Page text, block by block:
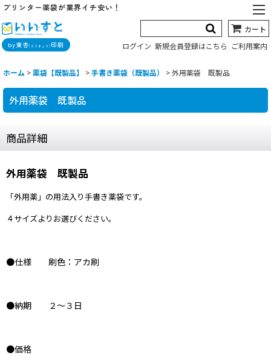
プリンター薬袋が業界イチ安い！
by東杏(とうきょう) 印刷
カート
ログイン 新規会員登録はこちら ご利用案内
ホーム >薬袋【既製品】 >手書き薬袋（既製品） >外用薬袋 既製品
外用薬袋 既製品
商品詳細
外用薬袋 既製品
「外用薬」の用法入り手書き薬袋です。
４サイズよりお選びください。
●仕様 刷色：アカ刷
●納期 ２〜３日
●価格